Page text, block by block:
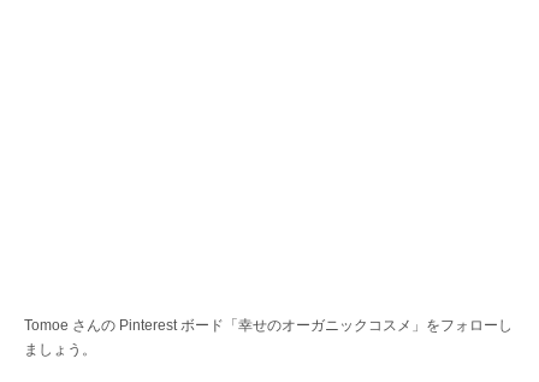
Tomoe さんの Pinterest ボード「幸せのオーガニックコスメ」をフォローし
ましょう。